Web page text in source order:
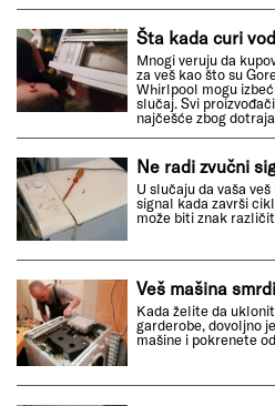
Šta kada curi
Mnogi veruju da
za veš kao što su
Whirlpool mogu
slučaj. Svi
najčešće zbog
Ne radi zvučni
U slučaju da vaša
signal kada završi
može biti znak
Veš mašina
Kada želite da
garderobe, dovoljno
mašine i pokrenete